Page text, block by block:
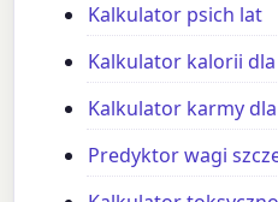
Kalkulator psich lat
Kalkulator kalorii
Kalkulator karmy
Predyktor wagi